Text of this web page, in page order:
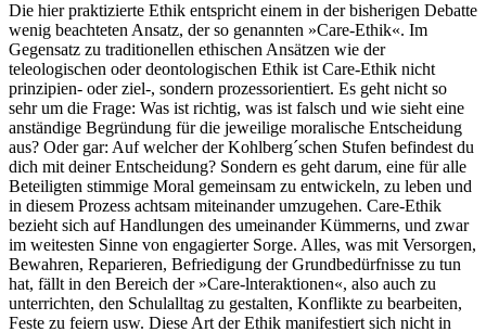
Die hier praktizierte Ethik entspricht einem in der bisherigen Debatte
wenig beachteten Ansatz, der so genannten »Care-Ethik«. Im
Gegensatz zu traditionellen ethischen Ansätzen wie der
teleologischen oder deontologischen Ethik ist Care-Ethik nicht
prinzipien- oder ziel-, sondern prozessorientiert. Es geht nicht so
sehr um die Frage: Was ist richtig, was ist falsch und wie sieht eine
anständige Begründung für die jeweilige moralische Entscheidung
aus? Oder gar: Auf welcher der Kohlberg´schen Stufen befindest du
dich mit deiner Entscheidung? Sondern es geht darum, eine für alle
Beteiligten stimmige Moral gemeinsam zu entwickeln, zu leben und
in diesem Prozess achtsam miteinander umzugehen. Care-Ethik
bezieht sich auf Handlungen des umeinander Kümmerns, und zwar
im weitesten Sinne von engagierter Sorge. Alles, was mit Versorgen,
Bewahren, Reparieren, Befriedigung der Grundbedürfnisse zu tun
hat, fällt in den Bereich der »Care-lnteraktionen«, also auch zu
unterrichten, den Schulalltag zu gestalten, Konflikte zu bearbeiten,
Feste zu feiern usw. Diese Art der Ethik manifestiert sich nicht in